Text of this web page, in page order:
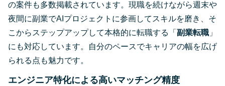
の案件も多数掲載されています。現職を続けながら週末や
夜間に副業でAIプロジェクトに参画してスキルを磨き、そ
こからステップアップして本格的に転職する「 副業転職 」
にも対応しています。自分のペースでキャリアの幅を広げ
られる点も魅力です。
エンジニア特化による高いマッチング精度